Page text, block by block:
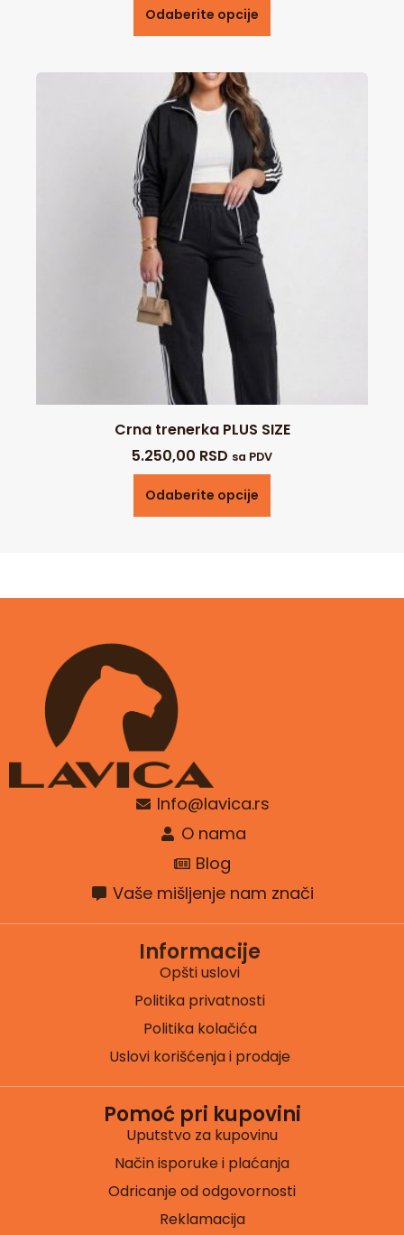
Odaberite opcije
Crna trenerka PLUS SIZE
5.250,00 RSD sa PDV
Odaberite opcije
Info@lavica.rs
O nama
Blog
Vaše mišljenje nam znači
Informacije
Opšti uslovi
Politika privatnosti
Politika kolačića
Uslovi korišćenja i prodaje
Pomoć pri kupovini
Uputstvo za kupovinu
Način isporuke i plaćanja
Odricanje od odgovornosti
Reklamacija